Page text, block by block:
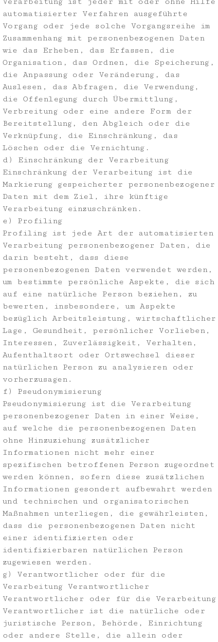
automatisierter Verfahren ausgeführte
Vorgang oder jede solche Vorgangsreihe im
Zusammenhang mit personenbezogenen Daten
wie das Erheben, das Erfassen, die
Organisation, das Ordnen, die Speicherung,
die Anpassung oder Veränderung, das
Auslesen, das Abfragen, die Verwendung,
die Offenlegung durch Übermittlung,
Verbreitung oder eine andere Form der
Bereitstellung, den Abgleich oder die
Verknüpfung, die Einschränkung, das
Löschen oder die Vernichtung.
d) Einschränkung der Verarbeitung
Einschränkung der Verarbeitung ist die
Markierung gespeicherter personenbezogener
Daten mit dem Ziel, ihre künftige
Verarbeitung einzuschränken.
e) Profiling
Profiling ist jede Art der automatisierten
Verarbeitung personenbezogener Daten, die
darin besteht, dass diese
personenbezogenen Daten verwendet werden,
um bestimmte persönliche Aspekte, die sich
auf eine natürliche Person beziehen, zu
bewerten, insbesondere, um Aspekte
bezüglich Arbeitsleistung, wirtschaftlicher
Lage, Gesundheit, persönlicher Vorlieben,
Interessen, Zuverlässigkeit, Verhalten,
Aufenthaltsort oder Ortswechsel dieser
natürlichen Person zu analysieren oder
vorherzusagen.
f) Pseudonymisierung
Pseudonymisierung ist die Verarbeitung
personenbezogener Daten in einer Weise,
auf welche die personenbezogenen Daten
ohne Hinzuziehung zusätzlicher
Informationen nicht mehr einer
spezifischen betroffenen Person zugeordnet
werden können, sofern diese zusätzlichen
Informationen gesondert aufbewahrt werden
und technischen und organisatorischen
Maßnahmen unterliegen, die gewährleisten,
dass die personenbezogenen Daten nicht
einer identifizierten oder
identifizierbaren natürlichen Person
zugewiesen werden.
g) Verantwortlicher oder für die
Verarbeitung Verantwortlicher
Verantwortlicher oder für die Verarbeitung
Verantwortlicher ist die natürliche oder
juristische Person, Behörde, Einrichtung
oder andere Stelle, die allein oder